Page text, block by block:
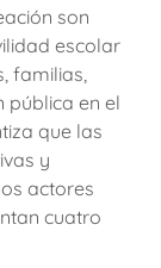
son
escolar
familias,
pública en el
que las
y
actores
cuatro